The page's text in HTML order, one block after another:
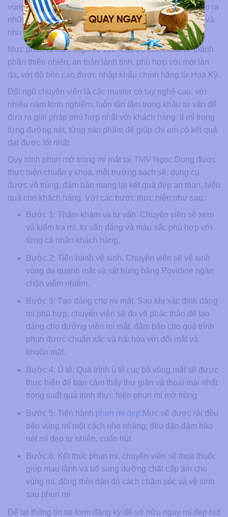
vùng mí mắt. Điểm đặc biệt của phương pháp này là tạo ra
những đường nét thanh mảnh, hài hòa với gương mặt và
nhu cầu, phong cách cá nhân của mỗi khách hàng.
Mực phun là mực organic 100% được chiết xuất từ thành
phần thiên nhiên, an toàn lành tính, phù hợp với mọi làn
da, với độ bền cao được nhập khẩu chính hãng từ Hoa Kỳ.
Đội ngũ chuyên viên là các master có tay nghề cao, với
nhiều năm kinh nghiệm, luôn tận tâm trong khâu tư vấn để
đưa ra giải pháp phù hợp nhất với khách hàng, tỉ mỉ trong
từng đường nét, từng sản phẩm để giúp chị em có kết quả
đạt được tốt nhất.
Quy trình phun mở tròng mí mắt tại TMV Ngọc Dung được
thực hiện chuẩn y khoa, môi trường sạch sẽ, dụng cụ
được vô trùng, đảm bảo mang lại kết quả đẹp an tòan, hiệu
quả cho khách hàng. Với các bước thực hiện như sau:
Bước 1: Thăm khám và tư vấn. Chuyên viên sẽ xem
và kiểm tra mí, tư vấn dáng và màu sắc phù hợp với
từng cá nhân khách hàng.
Bước 2: Tiến hành vệ sinh. Chuyên viên sẽ vệ sinh
vùng da quanh mắt và sát trùng bằng Povidine ngăn
chặn viêm nhiễm.
Bước 3: Tạo dáng cho mí mắt. Sau khi xác định dáng
mí phù hợp, chuyên viên sẽ đo vẽ phác thảo để tạo
dáng cho đường viền mí mắt, đảm bảo cho quá trình
phun được chuẩn xác và hài hòa với đôi mắt và
khuôn mặt.
Bước 4: Ủ tê. Quá trình ủ tê cục bộ vùng mắt sẽ được
thực hiện để bạn cảm thấy thư giãn và thoải mái nhất
trong suốt quá trình thực hiện phun mí mở tròng
Bước 5: Tiến hành phun mí đẹp.Mực sẽ được rải đều
trên vùng mí một cách nhẹ nhàng, đều đặn đảm bảo
nét mí đẹp tự nhiên, cuốn hút
Bước 6: Kết thúc phun mí, chuyên viên sẽ thoa thuốc
giúp mau lành và bổ sung dưỡng chất cấp ẩm cho
vùng mí, đồng thời dặn dò cách chăm sóc và vệ sinh
sau phun mí
Để lại thông tin tại form đăng ký để sở hữu ngay mí đẹp hút